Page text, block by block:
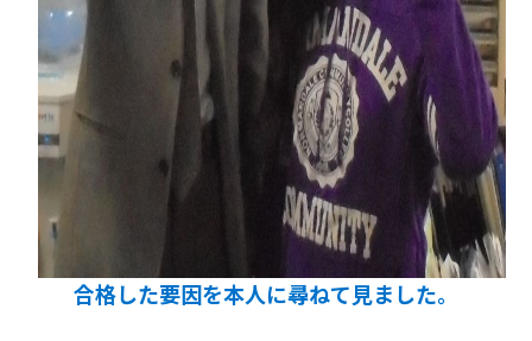
合格した要因を本人に尋ねて見ました。